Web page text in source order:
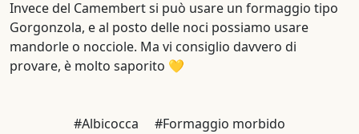
Invece del Camembert si può usare un formaggio tipo
Gorgonzola, e al posto delle noci possiamo usare
mandorle o nocciole. Ma vi consiglio davvero di
provare, è molto saporito 💛
#Albicocca
#Formaggio morbido